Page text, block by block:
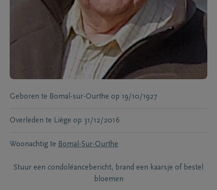
Geboren te Bomal-sur-Ourthe op 19/10/1927
Overleden te Liège op 31/12/2016
Woonachtig te Bomal-Sur-Ourthe
Stuur een condoléancebericht, brand een kaarsje of bestel
bloemen